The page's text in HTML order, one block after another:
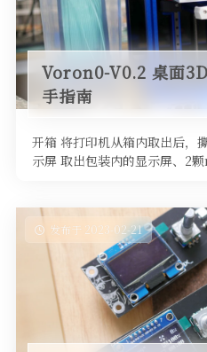
Voron0-V0.2 桌面
手指南
开箱 将打印机从箱内取出后，
示屏 取出包装内的显示屏、2
发布于 2023-02-21